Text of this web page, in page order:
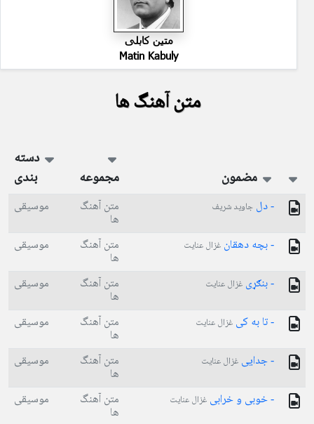
متین کابلی
Matin Kabuly
متن آهنگ ها
مضمون مجموعه
دسته
بندی
- دل جاوید شریف متن آهنگ
ها
موسیقی
- بچه دهقان غزال عنایت متن آهنگ
ها
موسیقی
- بنګړی غزال عنایت متن آهنگ
ها
موسیقی
- تا به کی غزال عنایت متن آهنگ
ها
موسیقی
- جدایی غزال عنایت متن آهنگ
ها
موسیقی
- خوبی و خرابی غزال عنایت متن آهنگ
ها
موسیقی